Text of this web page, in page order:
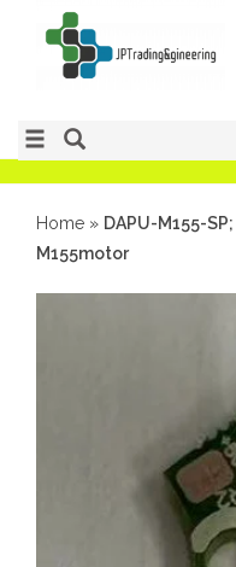
Home » DAPU-M155-
M155motor